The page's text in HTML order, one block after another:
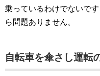
乗っているわけでないで
ら問題ありません。
自転車を傘さし運転